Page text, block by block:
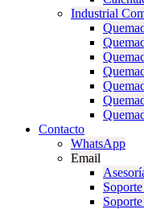
Industrial
Contacto
WhatsApp
Email